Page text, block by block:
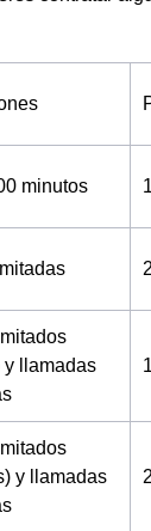
minutos
y llamadas
y llamadas